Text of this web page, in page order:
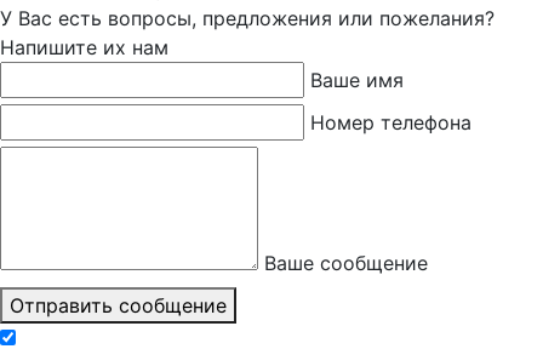
У Вас есть вопросы, предложения или пожелания?
Напишите их нам
Ваше имя
Номер телефона
Ваше сообщение
Отправить сообщение